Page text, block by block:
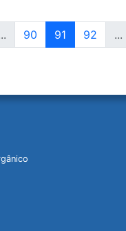
90 91 92 ...